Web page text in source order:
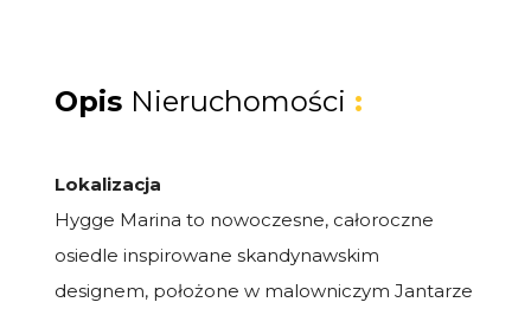
Opis Nieruchomości :
Lokalizacja
Hygge Marina to nowoczesne, całoroczne
osiedle inspirowane skandynawskim
designem, położone w malowniczym Jantarze